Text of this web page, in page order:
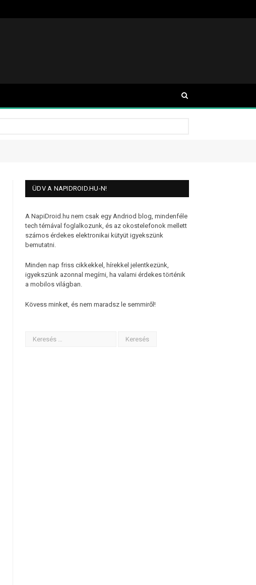
ÜDV A NAPIDROID.HU-N!
A NapiDroid.hu nem csak egy Andriod blog, mindenféle
tech témával foglalkozunk, és az okostelefonok mellett
számos érdekes elektronikai kütyüt igyekszünk
bemutatni.
Minden nap friss cikkekkel, hírekkel jelentkezünk,
igyekszünk azonnal megírni, ha valami érdekes történik
a mobilos világban.
Kövess minket, és nem maradsz le semmiről!